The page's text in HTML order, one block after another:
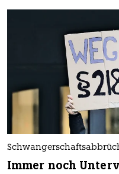
Immer noch